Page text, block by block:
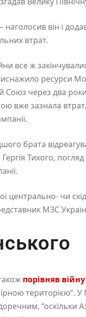
він і
втрат.
все ж
ресурси
через два
вже зазнала
брата
Тихого, погляд
центрально- чи
МЗС
порівняв
територією”. У
“оскільки